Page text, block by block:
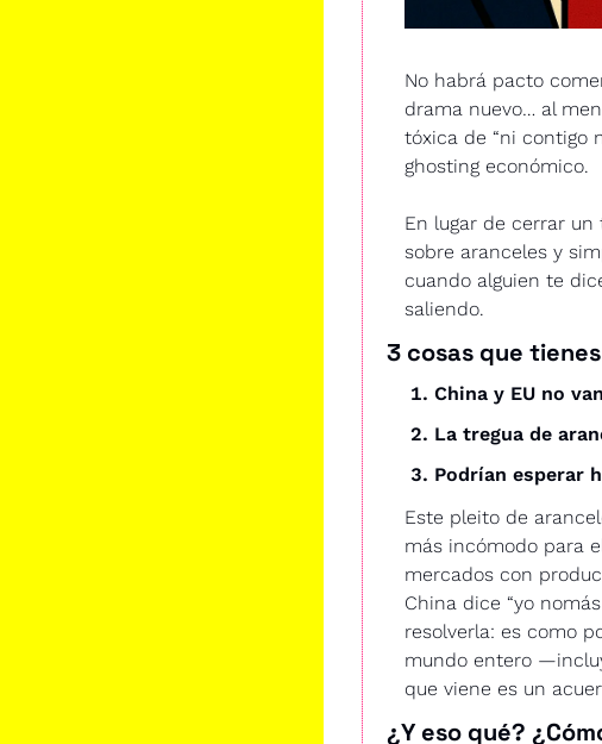
No habrá pacto
drama nuevo… al
tóxica de “ni contigo
ghosting económico.
En lugar de cerrar
sobre aranceles y
cuando alguien te
saliendo.
3 cosas que
China y EU no
La tregua de
Podrían esperar
Este pleito de
más incómodo para
mercados con
China dice “yo
resolverla: es como
mundo entero
que viene es un
¿Y eso qué?